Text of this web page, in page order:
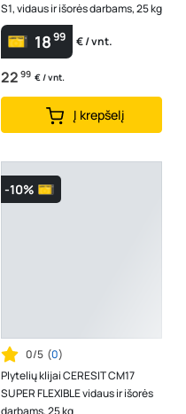
S1, vidaus ir išorės darbams, 25 kg
1899 € / vnt.
22 99 € / vnt.
Į krepšelį
-10%
0/5 (0)
Plytelių klijai CERESIT CM17
SUPER FLEXIBLE vidaus ir išorės